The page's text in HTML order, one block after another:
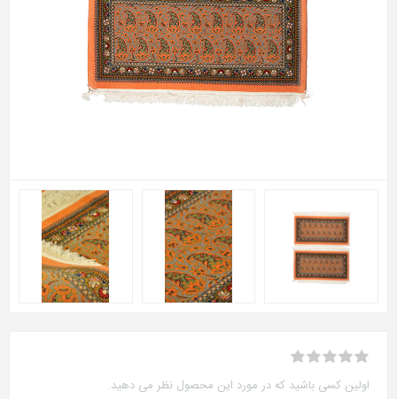
اولین کسی باشید که در مورد این محصول نظر می دهید.